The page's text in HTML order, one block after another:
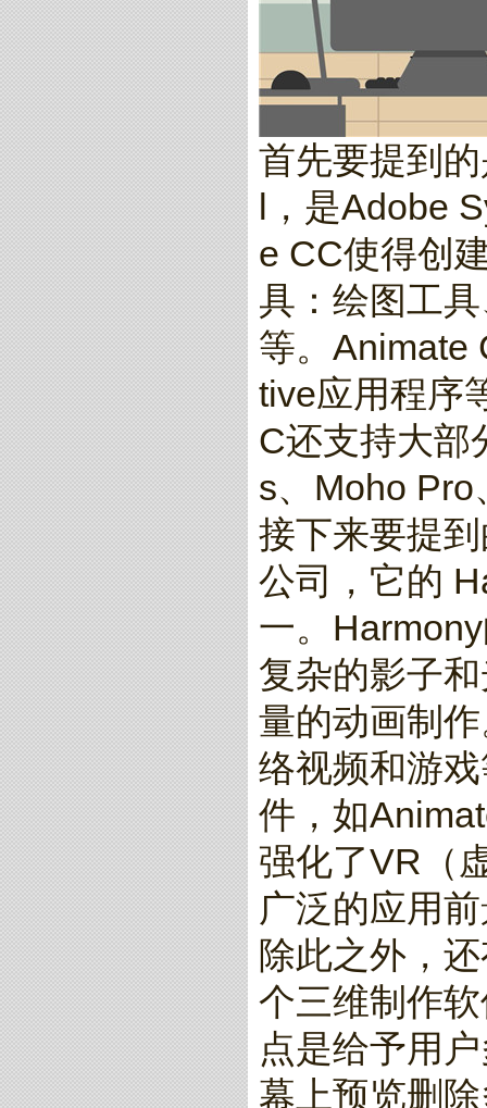
首先要提到
l，是Adobe
e CC使得创
具：绘图工
等。Animate
tive应用程序
C还支持大部
s、Moho Pro
接下来要提
公司，它的
一。
复杂的影子
量的动画制
络视频和游
件，如
强化了VR（
广泛的应用
除此之外，
个三维制作
点是给予用
幕上预览删